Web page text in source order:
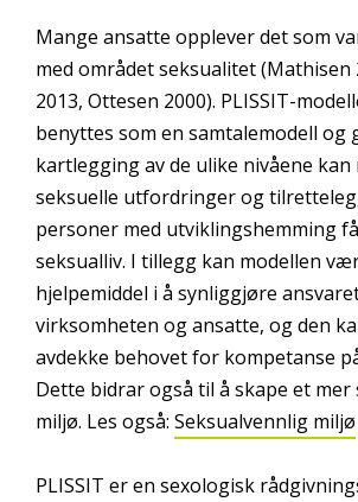
Mange ansatte opplever det som
med området seksualitet (Mathisen
2013, Ottesen 2000). PLISSIT-
benyttes som en samtalemodell og
kartlegging av de ulike nivåene kan
seksuelle utfordringer og
personer med utviklingshemming
seksualliv. I tillegg kan modellen
hjelpemiddel i å synliggjøre
virksomheten og ansatte, og den
avdekke behovet for kompetanse
Dette bidrar også til å skape et
miljø. Les også: Seksualvennlig miljø
PLISSIT er en sexologisk